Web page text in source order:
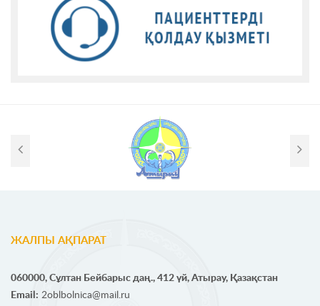
ЖАЛПЫ АҚПАРАТ
060000, Сұлтан Бейбарыс даң., 412 үй, Атырау, Қазақстан
Email: 2oblbolnica@mail.ru